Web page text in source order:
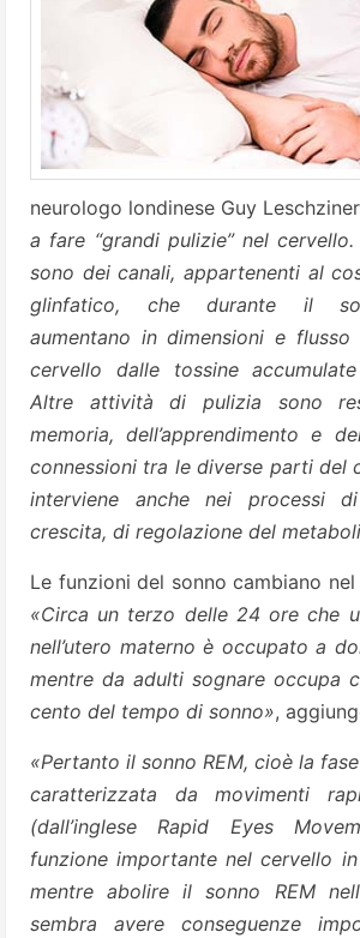
neurologo londinese Guy
a fare “grandi pulizie” nel
sono dei canali, appartenenti al
glinfatico, che durante il
aumentano in dimensioni e
cervello dalle tossine
Altre attività di pulizia sono
memoria, dell’apprendimento e
connessioni tra le diverse parti del
interviene anche nei processi
crescita, di regolazione del
Le funzioni del sonno cambiano
«Circa un terzo delle 24 ore che
nell’utero materno è occupato a
mentre da adulti sognare occupa
cento del tempo di sonno»,
«Pertanto il sonno REM, cioè la
caratterizzata da movimenti
(dall’inglese Rapid Eyes
funzione importante nel cervello
mentre abolire il sonno REM
sembra avere conseguenze